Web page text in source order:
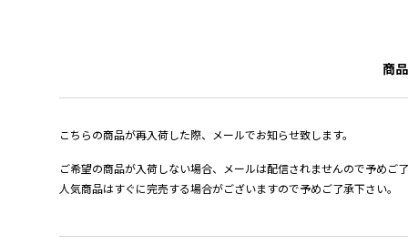
商
こちらの商品が再入荷した際、メールでお知らせ致します。
ご希望の商品が入荷しない場合、メールは配信されませんので予めご
人気商品はすぐに完売する場合がございますので予めご了承下さい。